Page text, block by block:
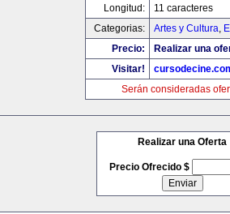
Longitud:
11 caracteres
Categorias:
Artes y Cultura,
Precio:
Realizar una
Visitar!
Serán consideradas
Realizar una Oferta
Precio Ofrecido $